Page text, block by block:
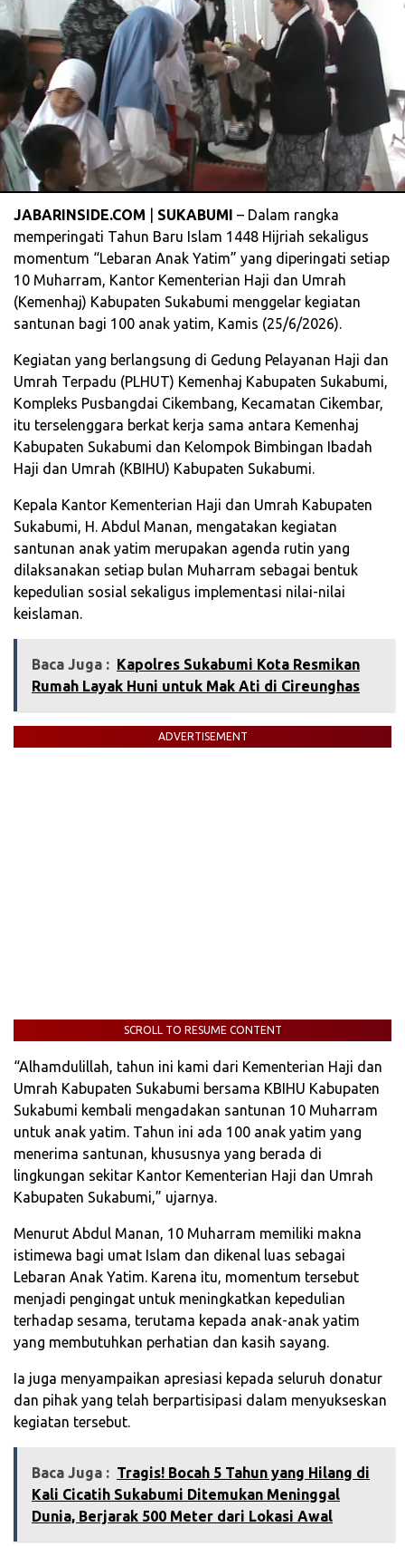
JABARINSIDE.COM SUKABUMI – Dalam rangka
memperingati Tahun Baru Islam 1448 Hijriah sekaligus
momentum “Lebaran Anak Yatim” yang diperingati setiap
10 Muharram, Kantor Kementerian Haji dan Umrah
(Kemenhaj) Kabupaten Sukabumi menggelar kegiatan
santunan bagi 100 anak yatim, Kamis (25/6/2026).
Kegiatan yang berlangsung di Gedung Pelayanan Haji dan
Umrah Terpadu (PLHUT) Kemenhaj Kabupaten Sukabumi,
Kompleks Pusbangdai Cikembang, Kecamatan Cikembar,
itu terselenggara berkat kerja sama antara Kemenhaj
Kabupaten Sukabumi dan Kelompok Bimbingan Ibadah
Haji dan Umrah (KBIHU) Kabupaten Sukabumi.
Kepala Kantor Kementerian Haji dan Umrah Kabupaten
Sukabumi, H. Abdul Manan, mengatakan kegiatan
santunan anak yatim merupakan agenda rutin yang
dilaksanakan setiap bulan Muharram sebagai bentuk
kepedulian sosial sekaligus implementasi nilai-nilai
keislaman.
Baca Juga : Kapolres Sukabumi Kota Resmikan
Rumah Layak Huni untuk Mak Ati di Cireunghas
ADVERTISEMENT
SCROLL TO RESUME CONTENT
“Alhamdulillah, tahun ini kami dari Kementerian Haji dan
Umrah Kabupaten Sukabumi bersama KBIHU Kabupaten
Sukabumi kembali mengadakan santunan 10 Muharram
untuk anak yatim. Tahun ini ada 100 anak yatim yang
menerima santunan, khususnya yang berada di
lingkungan sekitar Kantor Kementerian Haji dan Umrah
Kabupaten Sukabumi,” ujarnya.
Menurut Abdul Manan, 10 Muharram memiliki makna
istimewa bagi umat Islam dan dikenal luas sebagai
Lebaran Anak Yatim. Karena itu, momentum tersebut
menjadi pengingat untuk meningkatkan kepedulian
terhadap sesama, terutama kepada anak-anak yatim
yang membutuhkan perhatian dan kasih sayang.
Ia juga menyampaikan apresiasi kepada seluruh donatur
dan pihak yang telah berpartisipasi dalam menyukseskan
kegiatan tersebut.
Baca Juga : Tragis! Bocah 5 Tahun yang Hilang di
Kali Cicatih Sukabumi Ditemukan Meninggal
Dunia, Berjarak 500 Meter dari Lokasi Awal